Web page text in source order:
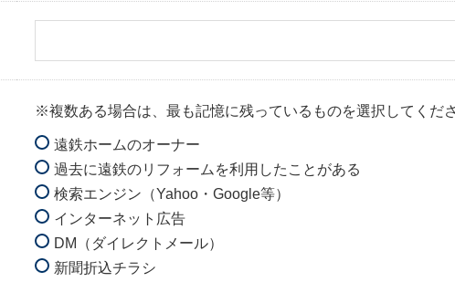
※複数ある場合は、最も記憶に残っているものを選択してくだ
遠鉄ホームのオーナー
過去に遠鉄のリフォームを利用したことがある
検索エンジン（Yahoo・Google等）
インターネット広告
DM（ダイレクトメール）
新聞折込チラシ